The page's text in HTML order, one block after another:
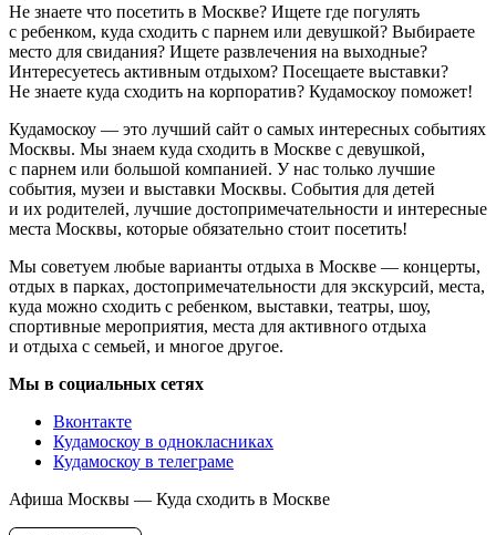
Не знаете что посетить в Москве? Ищете где погулять
с ребенком, куда сходить с парнем или девушкой? Выбираете
место для свидания? Ищете развлечения на выходные?
Интересуетесь активным отдыхом? Посещаете выставки?
Не знаете куда сходить на корпоратив? Кудамоскоу поможет!
Кудамоскоу — это лучший сайт о самых интересных событиях
Москвы. Мы знаем куда сходить в Москве с девушкой,
с парнем или большой компанией. У нас только лучшие
события, музеи и выставки Москвы. События для детей
и их родителей, лучшие достопримечательности и интересные
места Москвы, которые обязательно стоит посетить!
Мы советуем любые варианты отдыха в Москве — концерты,
отдых в парках, достопримечательности для экскурсий, места,
куда можно сходить с ребенком, выставки, театры, шоу,
спортивные мероприятия, места для активного отдыха
и отдыха с семьей, и многое другое.
Мы в социальных сетях
Вконтакте
Кудамоскоу в однокласниках
Кудамоскоу в телеграме
Афиша Москвы — Куда сходить в Москве